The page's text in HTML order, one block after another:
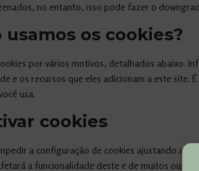
no entanto, isso pode fazer o
usamos os cookies?
por vários motivos, detalhados abaixo.
e os recursos que eles adicionam a este site.
usa.
cookies
a configuração de cookies ajustando as
a funcionalidade deste e de muitos